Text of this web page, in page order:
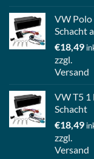
VW Polo
Schacht
€18,49
zzgl.
Versand
VW T5 1
Schacht
€18,49
zzgl.
Versand